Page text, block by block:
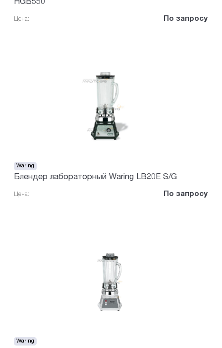
HGB550
Цена: По запросу
Waring
Блендер лабораторный Waring LB20E S/G
Цена: По запросу
Waring